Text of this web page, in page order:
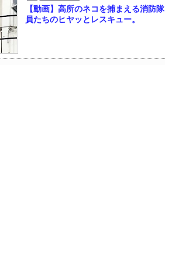
【動画】高所のネコを捕まえる消防隊
員たちのヒヤッとレスキュー。